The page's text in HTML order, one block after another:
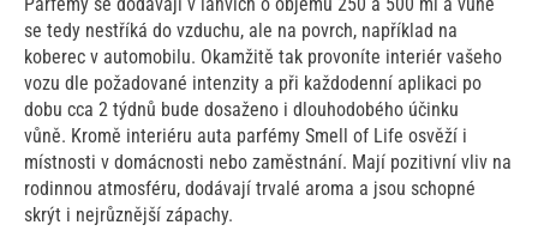
se tedy nestříká do vzduchu, ale na povrch, například na
koberec v automobilu. Okamžitě tak provoníte interiér vašeho
vozu dle požadované intenzity a při každodenní aplikaci po
dobu cca 2 týdnů bude dosaženo i dlouhodobého účinku
vůně. Kromě interiéru auta parfémy Smell of Life osvěží i
místnosti v domácnosti nebo zaměstnání. Mají pozitivní vliv na
rodinnou atmosféru, dodávají trvalé aroma a jsou schopné
skrýt i nejrůznější zápachy.